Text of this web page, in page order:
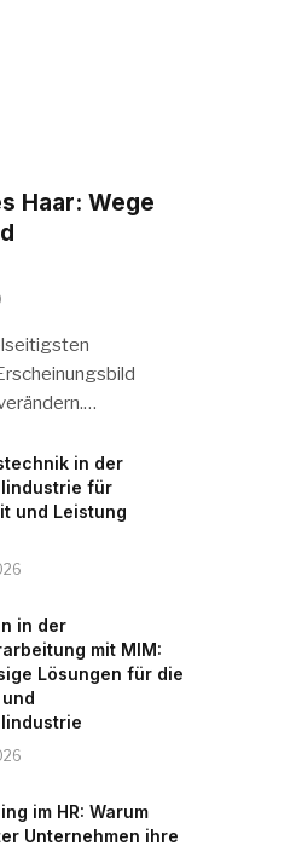
Haar: Wege
in der
für
und Leistung
in der
mit MIM:
Lösungen für die
im HR: Warum
Unternehmen ihre